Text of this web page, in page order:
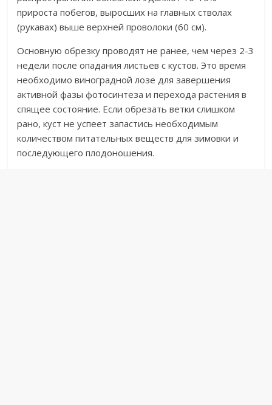
прироста побегов, выросших на главных стволах
(рукавах) выше верхней проволоки (60 см).
Основную обрезку проводят не ранее, чем через 2-3
недели после опадания листьев с кустов. Это время
необходимо виноградной лозе для завершения
активной фазы фотосинтеза и перехода растения в
спящее состояние. Если обрезать ветки слишком
рано, куст не успеет запастись необходимым
количеством питательных веществ для зимовки и
последующего плодоношения.